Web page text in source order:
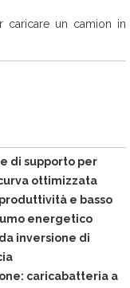
un camion in
di supporto per
ottimizzata
e basso
energetico
inversione di
caricabatteria a